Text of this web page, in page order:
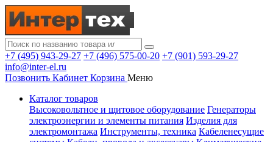
+7 (495) 943-29-27 +7 (496) 575-00-20 +7 (901) 593-29-27
info@inter-el.ru
Позвонить Кабинет Корзина Меню
Каталог товаров
Высоковольтное и щитовое оборудование Генераторы
электроэнергии и элементы питания Изделия для
электромонтажа Инструменты, техника Кабеленесущие